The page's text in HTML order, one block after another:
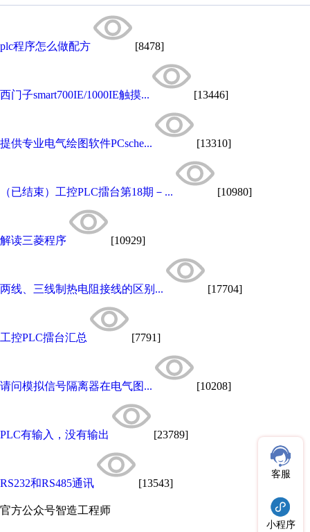
plc程序怎么做配方 [8478]
西门子smart700IE/1000IE触摸... [13446]
提供专业电气绘图软件PCsche... [13310]
（已结束）工控PLC擂台第18期－... [10980]
解读三菱程序 [10929]
两线、三线制热电阻接线的区别... [17704]
工控PLC擂台汇总 [7791]
请问模拟信号隔离器在电气图... [10208]
PLC有输入，没有输出 [23789]
RS232和RS485通讯 [13543]
官方公众号智造工程师
客服
小程序